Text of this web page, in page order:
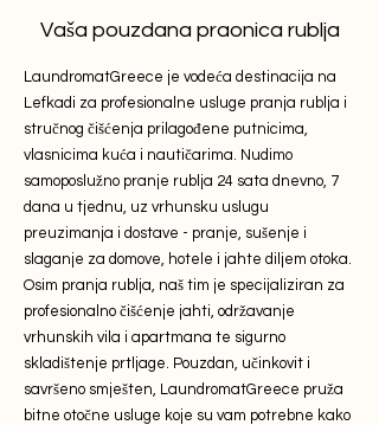
Vaša pouzdana praonica rublja
LaundromatGreece je vodeća destinacija na
Lefkadi za profesionalne usluge pranja rublja i
stručnog čišćenja prilagođene putnicima,
vlasnicima kuća i nautičarima. Nudimo
samoposlužno pranje rublja 24 sata dnevno, 7
dana u tjednu, uz vrhunsku uslugu
preuzimanja i dostave - pranje, sušenje i
slaganje za domove, hotele i jahte diljem otoka.
Osim pranja rublja, naš tim je specijaliziran za
profesionalno čišćenje jahti, održavanje
vrhunskih vila i apartmana te sigurno
skladištenje prtljage. Pouzdan, učinkovit i
savršeno smješten, LaundromatGreece pruža
bitne otočne usluge koje su vam potrebne kako